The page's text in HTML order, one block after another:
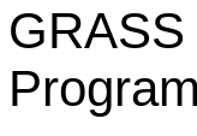
► helpers.c
► helpers.h
► hist.c
histo_eq.c